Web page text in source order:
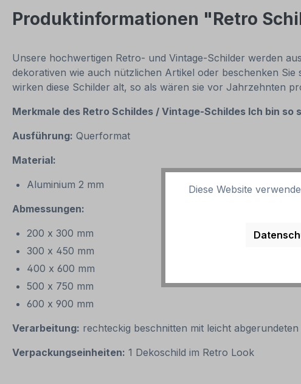
Produktinformationen "Retro
Unsere hochwertigen Retro- und Vintage-Schilder werden
dekorativen wie auch nützlichen Artikel oder beschenken
wirken diese Schilder alt, so als wären sie vor Jahrzehnten
Merkmale des Retro Schildes / Vintage-Schildes Ich bin so
Ausführung: Querformat
Material:
Aluminium 2 mm
Abmessungen:
200 x 300 mm
300 x 450 mm
400 x 600 mm
500 x 750 mm
600 x 900 mm
Verarbeitung: rechteckig beschnitten mit leicht abgerundeten
Verpackungseinheiten: 1 Dekoschild im Retro Look
Diese Website